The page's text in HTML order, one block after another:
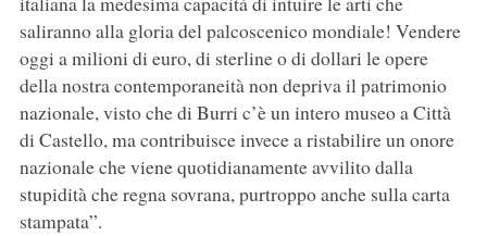
saliranno alla gloria del palcoscenico mondiale! Vendere
oggi a milioni di euro, di sterline o di dollari le opere
della nostra contemporaneità non depriva il patrimonio
nazionale, visto che di Burri c’è un intero museo a Città
di Castello, ma contribuisce invece a ristabilire un onore
nazionale che viene quotidianamente avvilito dalla
stupidità che regna sovrana, purtroppo anche sulla carta
stampata”.